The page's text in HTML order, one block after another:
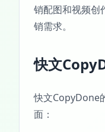
销配图和视频创
销需求。
快文
快文CopyDone
面：